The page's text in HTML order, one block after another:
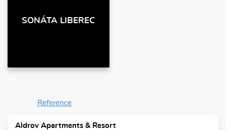
SONÁTA LIBEREC
Reference
Aldrov Apartments & Resort